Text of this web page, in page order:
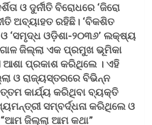
ଓ ଦୁର୍ନୀତି ବିରୋଧରେ ‘ଜିରୋ
ଅବ୍ୟାହତ ରହିଛି। ‘ବିକଶିତ
ଓ ‘ସମୃଦ୍ଧ ଓଡ଼ିଶା-୨୦୩୬’ ଲକ୍ଷ୍ୟ
ଜିଲ୍ଲା ଏକ ପ୍ରମୁଖ ଭୂମିକା
ପ୍ରକାଶ କରିଥିଲେ । ଏହି
ଓ ରାଜ୍ୟସ୍ତରରେ ବିଭିନ୍ନ
କାର୍ଯ୍ୟ କରିଥିବା ବ୍ୟକ୍ତି
ସମ୍ବର୍ଦ୍ଧନା କରିଥିଲେ ଓ
ଜିଲ୍ଲା ଆମ କଥା”